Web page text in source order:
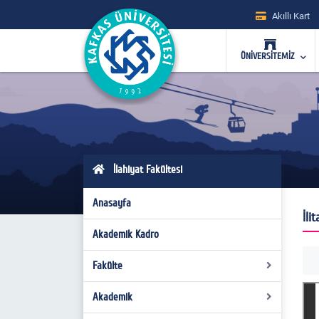
Akıllı Kart
ÜNİVERSİTEMİZ
İlahiyat Fakültesi
Anasayfa
Akademik Kadro
Fakülte
Yönetim
Akademik